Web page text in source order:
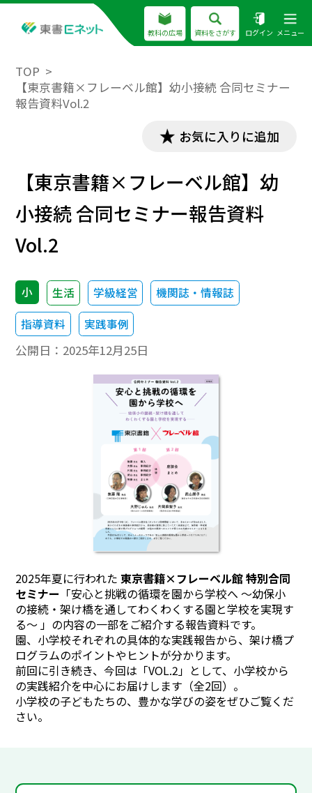
教科の広場 資料をさがす ログイン メニュー
TOP
【東京書籍×フレーベル館】幼小接続 合同セミナー
報告資料Vol.2
お気に入りに追加
【東京書籍×フレーベル館】幼
小接続 合同セミナー報告資料
Vol.2
小 生活 学級経営
機関誌・情報誌
指導資料
実践事例
公開日： 2025年12月25日
2025年夏に行われた東京書籍×フレーベル館 特別合同
セミナー 「安心と挑戦の循環を園から学校へ ～幼保小
の接続・架け橋を通してわくわくする園と学校を実現す
る～ 」の内容の一部をご紹介する報告資料です。
園、小学校それぞれの具体的な実践報告から、架け橋プ
ログラムのポイントやヒントが分かります。
前回に引き続き、今回は「VOL.2」として、小学校から
の実践紹介を中心にお届けします（全2回）。
小学校の子どもたちの、豊かな学びの姿をぜひご覧くだ
さい。